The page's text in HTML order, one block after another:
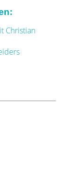
Christian